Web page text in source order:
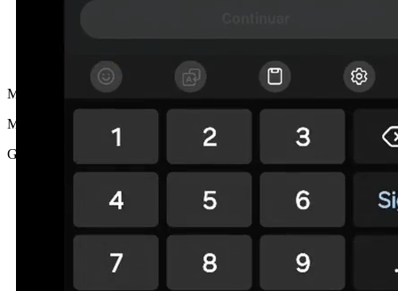
MG
María G.
Girona